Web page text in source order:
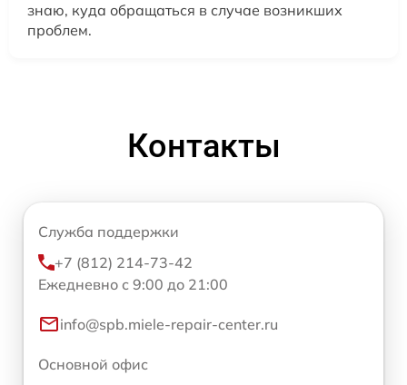
знаю, куда обращаться в случае возникших
проблем.
Контакты
Служба поддержки
+7 (812) 214-73-42
Ежедневно с 9:00 до 21:00
info@spb.miele-repair-center.ru
Основной офис